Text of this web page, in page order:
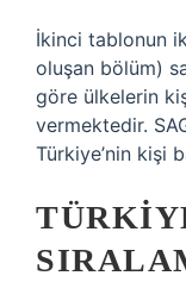
İkinci tablonun
oluşan bölüm)
göre ülkelerin
vermektedir.
Türkiye’nin kişi